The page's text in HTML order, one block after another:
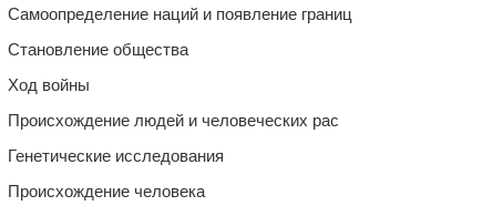
Самоопределение наций и появление границ
Становление общества
Ход войны
Происхождение людей и человеческих рас
Генетические исследования
Происхождение человека